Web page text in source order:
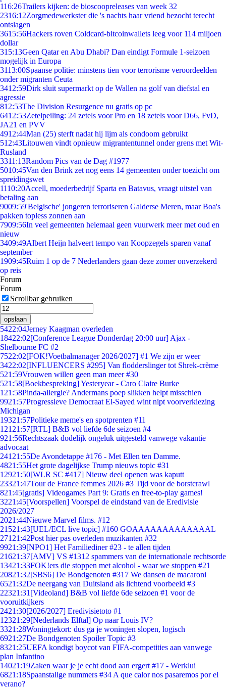
116:26Trailers kijken: de bioscoopreleases van week 32
2316:12Zorgmedewerkster die 's nachts haar vriend bezocht terecht
ontslagen
3615:56Hackers roven Coldcard-bitcoinwallets leeg voor 114 miljoen
dollar
315:13Geen Qatar en Abu Dhabi? Dan eindigt Formule 1-seizoen
mogelijk in Europa
3113:00Spaanse politie: minstens tien voor terrorisme veroordeelden
onder migranten Ceuta
3412:59Dirk sluit supermarkt op de Wallen na golf van diefstal en
agressie
812:53The Division Resurgence nu gratis op pc
6412:53Zetelpeiling: 24 zetels voor Pro en 18 zetels voor D66, FvD,
JA21 en PVV
4912:44Man (25) sterft nadat hij lijm als condoom gebruikt
512:43Litouwen vindt opnieuw migrantentunnel onder grens met Wit-
Rusland
3311:13Random Pics van de Dag #1977
5010:45Van den Brink zet nog eens 14 gemeenten onder toezicht om
spreidingswet
1110:20Accell, moederbedrijf Sparta en Batavus, vraagt uitstel van
betaling aan
9009:59'Belgische' jongeren terroriseren Galderse Meren, maar Boa's
pakken topless zonnen aan
7909:56In veel gemeenten helemaal geen vuurwerk meer met oud en
nieuw
3409:49Albert Heijn halveert tempo van Koopzegels sparen vanaf
september
1909:45Ruim 1 op de 7 Nederlanders gaan deze zomer onverzekerd
op reis
Forum
Forum
Scrollbar gebruiken
opslaan
5422:04Jerney Kaagman overleden
18422:02[Conference League Donderdag 20:00 uur] Ajax -
Shelbourne FC #2
7522:02[FOK!Voetbalmanager 2026/2027] #1 We zijn er weer
3422:02[INFLUENCERS #295] Van flodderslinger tot Shrek-crème
521:59Vrouwen willen geen man meer #30
521:58[Boekbespreking] Yesteryear - Caro Claire Burke
1 21:58Pinda-allergie? Andermans poep slikken helpt misschien
9921:57Progressieve Democraat El-Sayed wint nipt voorverkiezing
Michigan
19321:57Politieke meme's en spotprenten #11
121 21:57[RTL] B&B vol liefde 6de seizoen #4
921:56Rechtszaak dodelijk ongeluk uitgesteld vanwege vakantie
advocaat
241 21:55De Avondetappe #176 - Met Ellen ten Damme.
4821:55Het grote dagelijkse Trump nieuws topic #31
12921:50[WLR SC #417] Nieuw deel openen was kaputt
23321:47Tour de France femmes 2026 #3 Tijd voor de borstcrawl
821:45[gratis] Videogames Part 9: Gratis en free-to-play games!
3221:45[Voorspellen] Voorspel de eindstand van de Eredivisie
2026/2027
2021:44Nieuwe Marvel films. #12
21521:43[UEL/ECL live topic] #160 GOAAAAAAAAAAAAAL
271 21:42Post hier pas overleden muzikanten #32
9921:39[NPO1] Het Familiediner #23 - te allen tijden
21621:37[AMV] VS #1312 spammers van de internationale rechtsorde
13421:33FOK!ers die stoppen met alcohol - waar we stoppen #21
20821:32[SBS6] De Bondgenoten #317 We dansen de macaroni
6521:32De neergang van Duitsland als lichtend voorbeeld #3
22321:31 [Videoland] B&B vol liefde 6de seizoen #1 voor de
vooruitkijkers
2421:30[2026/2027] Eredivisietoto #1
12321:29[Nederlands Elftal] Op naar Louis IV?
3321:28Woningtekort: dus ga je woningen slopen, logisch
6921:27De Bondgenoten Spoiler Topic #3
8321:25UEFA kondigt boycot van FIFA-competities aan vanwege
plan Infantino
14021:19Zaken waar je je echt dood aan ergert #17 - Werklui
6821:18Spaanstalige nummers #34 A que calor nos pasaremos por el
verano?